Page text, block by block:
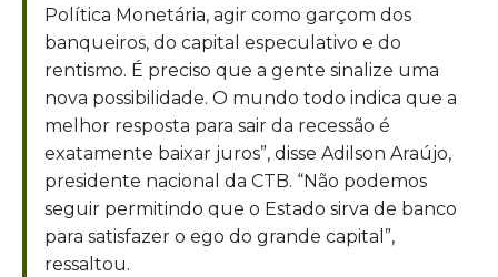
Política Monetária, agir como garçom dos
banqueiros, do capital especulativo e do
rentismo. É preciso que a gente sinalize uma
nova possibilidade. O mundo todo indica que a
melhor resposta para sair da recessão é
exatamente baixar juros”, disse Adilson Araújo,
presidente nacional da CTB. “Não podemos
seguir permitindo que o Estado sirva de banco
para satisfazer o ego do grande capital”,
ressaltou.